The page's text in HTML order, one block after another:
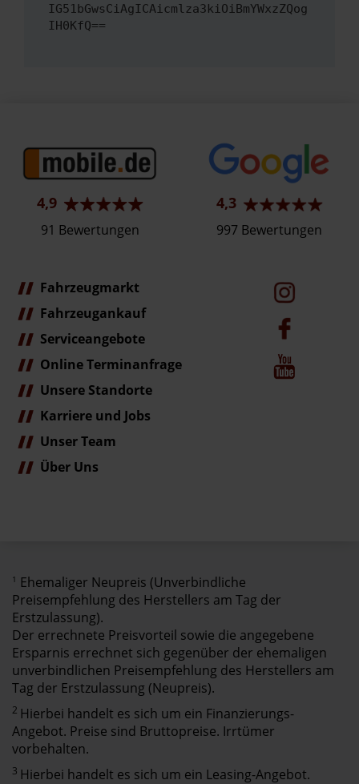
IG51bGwsCiAgICAicmlza3kiOiBmYWxzZQog
IH0KfQ==
4,9
91 Bewertungen
4,3
997 Bewertungen
Fahrzeugmarkt
Fahrzeugankauf
Serviceangebote
Online Terminanfrage
Unsere Standorte
Karriere und Jobs
Unser Team
Über Uns
1 Ehemaliger Neupreis (Unverbindliche
Preisempfehlung des Herstellers am Tag der
Erstzulassung).
Der errechnete Preisvorteil sowie die angegebene
Ersparnis errechnet sich gegenüber der ehemaligen
unverbindlichen Preisempfehlung des Herstellers am
Tag der Erstzulassung (Neupreis).
2 Hierbei handelt es sich um ein Finanzierungs-
Angebot. Preise sind Bruttopreise. Irrtümer
vorbehalten.
3 Hierbei handelt es sich um ein Leasing-Angebot.